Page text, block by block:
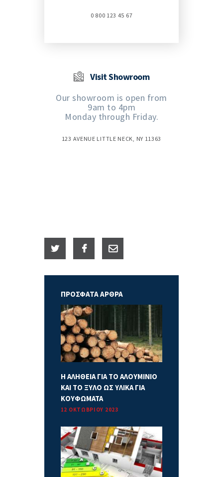
0 800 123 45 67
Visit Showroom
Our showroom is open from
9am to 4pm
Monday through Friday.
123 AVENUE LITTLE NECK, NY 11363
ΠΡΟΣΦΑΤΑ ΑΡΘΡΑ
Η ΑΛΗΘΕΙΑ ΓΙΑ ΤΟ ΑΛΟΥΜΙΝΙΟ
ΚΑΙ ΤΟ ΞΥΛΟ ΩΣ ΥΛΙΚΑ ΓΙΑ
ΚΟΥΦΩΜΑΤΑ
12 ΟΚΤΩΒΡΊΟΥ 2023